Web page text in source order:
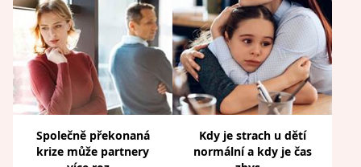
Společně překonaná
krize může partnery
Kdy je strach u dětí
normální a kdy je čas